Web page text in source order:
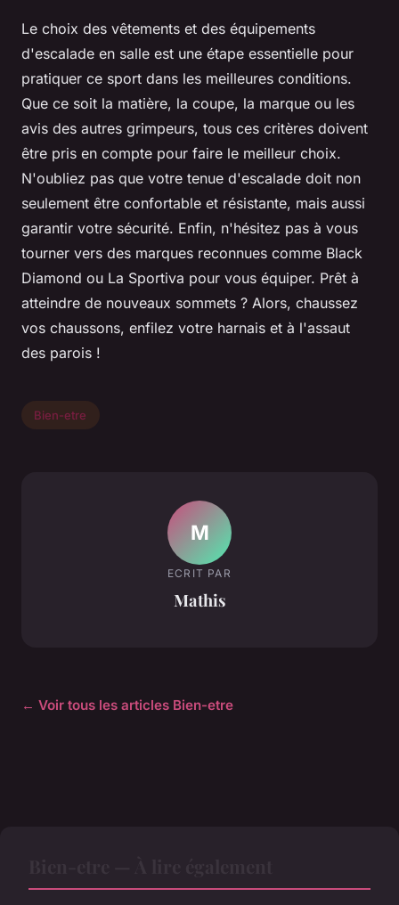
Le choix des vêtements et des équipements
d'escalade en salle est une étape essentielle pour
pratiquer ce sport dans les meilleures conditions.
Que ce soit la matière, la coupe, la marque ou les
avis des autres grimpeurs, tous ces critères doivent
être pris en compte pour faire le meilleur choix.
N'oubliez pas que votre tenue d'escalade doit non
seulement être confortable et résistante, mais aussi
garantir votre sécurité. Enfin, n'hésitez pas à vous
tourner vers des marques reconnues comme Black
Diamond ou La Sportiva pour vous équiper. Prêt à
atteindre de nouveaux sommets ? Alors, chaussez
vos chaussons, enfilez votre harnais et à l'assaut
des parois !
Bien-etre
M
ECRIT PAR
Mathis
← Voir tous les articles Bien-etre